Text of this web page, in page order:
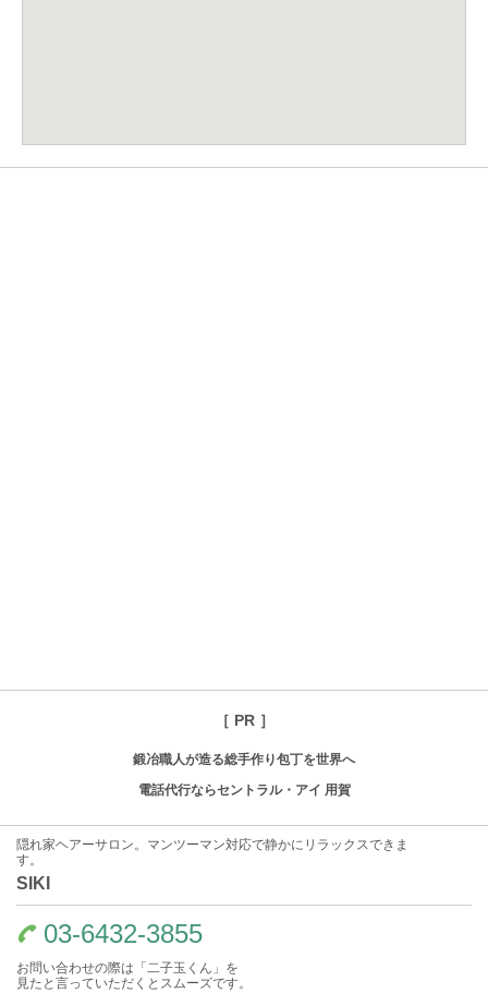
［ PR ］
鍛冶職人が造る総手作り包丁を世界へ
電話代行ならセントラル・アイ 用賀
隠れ家ヘアーサロン。マンツーマン対応で静かにリラックスできま
す。
SIKI
03-6432-3855
お問い合わせの際は「二子玉くん」を
見たと言っていただくとスムーズです。